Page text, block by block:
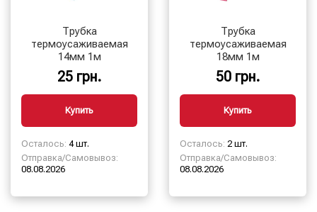
Трубка
термоусаживаемая
14мм 1м
25 грн.
Купить
Осталось: 4 шт.
Отправка/Самовывоз:
08.08.2026
Трубка
термоусаживаемая
18мм 1м
50 грн.
Купить
Осталось: 2 шт.
Отправка/Самовывоз:
08.08.2026